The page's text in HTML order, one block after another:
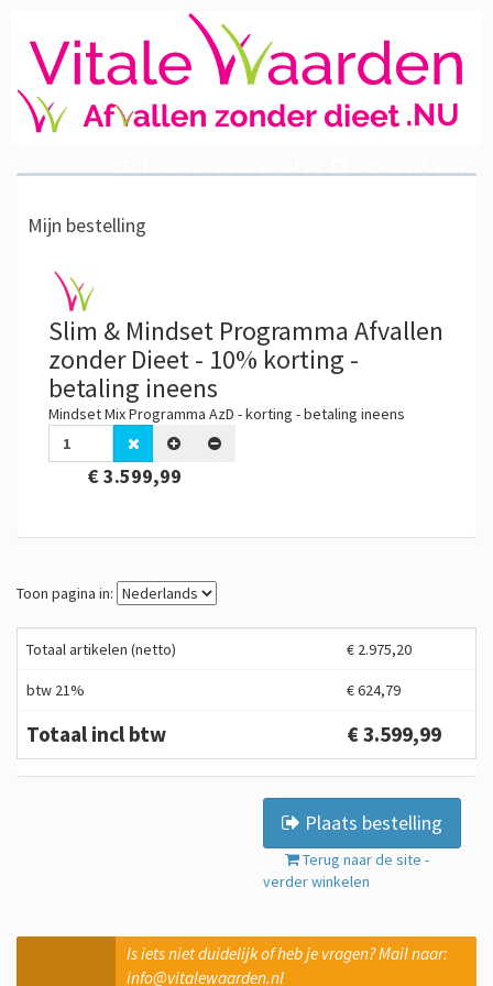
Eleonoor de Boevère
Mijn bestelling
Slim & Mindset Programma Afvallen
zonder Dieet - 10% korting -
betaling ineens
Mindset Mix Programma AzD - korting - betaling ineens
€ 3.599,99
Toon pagina in:
Totaal artikelen (netto) € 2.975,20
btw 21% € 624,79
Totaal incl btw € 3.599,99
Plaats bestelling
Terug naar de site -
verder winkelen
Is iets niet duidelijk of heb je vragen? Mail naar:
info@vitalewaarden.nl